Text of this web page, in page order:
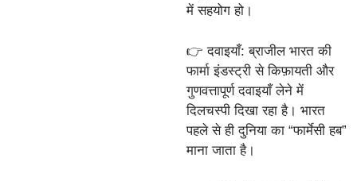
में सहयोग हो।
👉 दवाइयाँ: ब्राजील भारत की
फार्मा इंडस्ट्री से किफ़ायती और
गुणवत्तापूर्ण दवाइयाँ लेने में
दिलचस्पी दिखा रहा है। भारत
पहले से ही दुनिया का “फार्मेसी हब”
माना जाता है।